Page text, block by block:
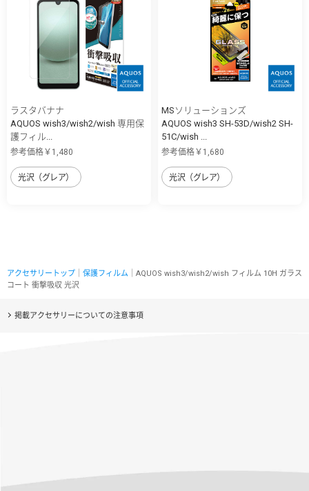
ラスタバナナ
AQUOS wish3/wish2/wish 専用保
護フィル...
参考価格￥1,480
光沢（グレア）
MSソリューションズ
AQUOS wish3 SH-53D/wish2 SH-
51C/wish ...
参考価格￥1,680
光沢（グレア）
アクセサリートップ 保護フィルム ｜AQUOS wish3/wish2/wish フィルム 10H ガラス
コート 衝撃吸収 光沢
掲載アクセサリーについての注意事項